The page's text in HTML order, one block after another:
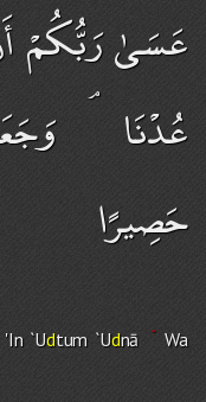
عَسَىٰ رَبُّكُمْ
عُدْنَا
حَصِيرًا
`Udtum `UdnāWa